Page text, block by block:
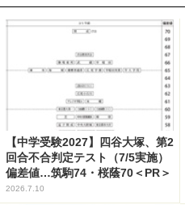
【中学受験2027】四谷大塚、第2
回合不合判定テスト（7/5実施）
偏差値…筑駒74・桜蔭70＜PR＞
2026.7.10